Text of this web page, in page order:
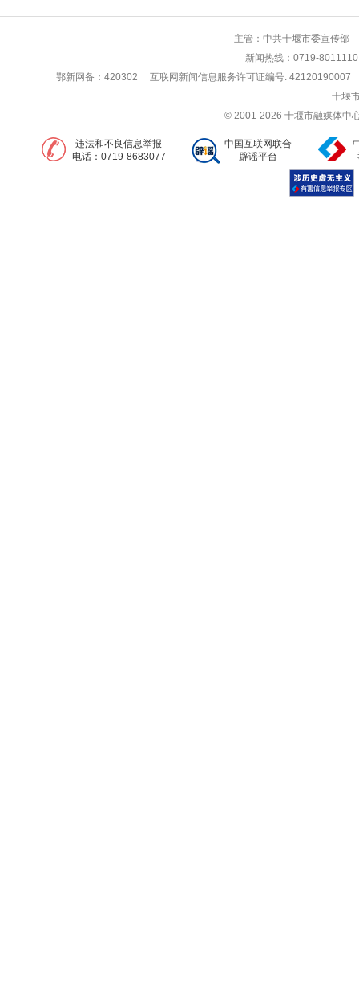
主管：中共十堰市委宣传
新闻热线：0719-
鄂新网备：420302 互联网新闻信息服务许可证编号: 42120190007
十堰
© 2001-2026 十堰市融媒体中
违法和不良信息举报
电话：0719-8683077
中国互联网联合
辟谣平台